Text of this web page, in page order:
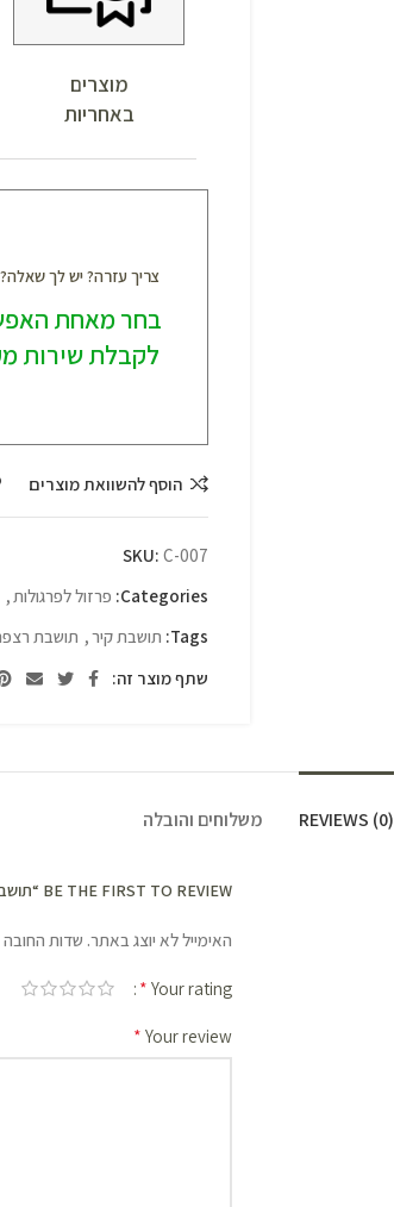
מוצרים
באחריות
צריך עזרה? יש לך
בחר מאחת
לקבלת שירות
הוסף להשוואת מוצרים
SKU: C-007
Categories: פרזול לפרגולות ,
Tags: תושבת קיר, תושבת
שתף מוצר זה:
REVIEWS (0) משלוחים והובלה
BE THE FIRST TO REVIEW “תושבת רצפה 15X15”
האימייל לא יוצג באתר. שדות החובה
Your rating
*
Your review
*